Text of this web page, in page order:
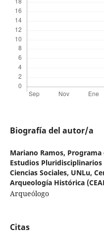
Biografía del autor/a
Mariano Ramos,
Estudios
Ciencias Sociales, UNLu,
Arqueología Histórica
Arqueólogo
Citas